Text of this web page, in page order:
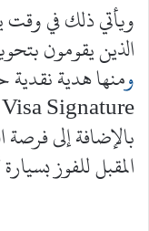
ويأتي ذلك في وقت
الذين يقومون
و
بالإضافة إلى
المقبل للفوز